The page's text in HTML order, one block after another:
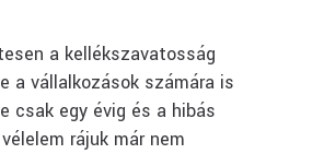
a kellékszavatosság
a vállalkozások számára is
csak egy évig és a hibás
rájuk már nem